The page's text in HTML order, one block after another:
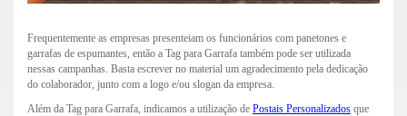
Frequentemente as empresas presenteiam os funcionários com panetones e
garrafas de espumantes, então a Tag para Garrafa também pode ser utilizada
nessas campanhas. Basta escrever no material um agradecimento pela dedicação
do colaborador, junto com a logo e/ou slogan da empresa.
Além da Tag para Garrafa, indicamos a utilização de Postais Personalizados que